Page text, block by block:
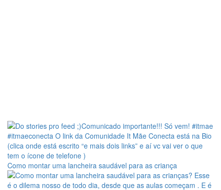
Como montar uma lancheira saudável para as criança